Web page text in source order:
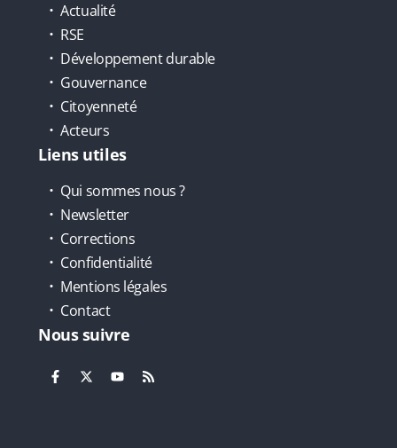
Actualité
RSE
Développement durable
Gouvernance
Citoyenneté
Acteurs
Liens utiles
Qui sommes nous ?
Newsletter
Corrections
Confidentialité
Mentions légales
Contact
Nous suivre